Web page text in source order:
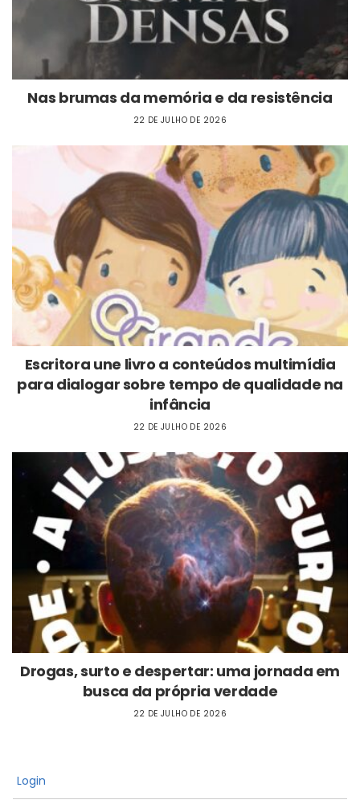
Nas brumas da memória e da resistência
22 DE JULHO DE 2026
Escritora une livro a conteúdos multimídia
para dialogar sobre tempo de qualidade na
infância
22 DE JULHO DE 2026
Drogas, surto e despertar: uma jornada em
busca da própria verdade
22 DE JULHO DE 2026
Login